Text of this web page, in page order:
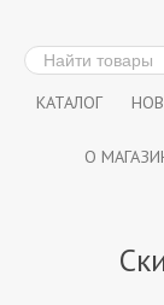
КАТАЛОГ
О